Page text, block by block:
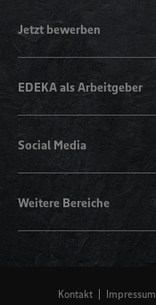
Jetzt bewerben
EDEKA als Arbeitgeber
Social Media
Weitere Bereiche
Kontakt Impressum